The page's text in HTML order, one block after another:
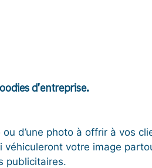
d’entreprise.
d’une photo à offrir à vos
votre image
publicitaires.